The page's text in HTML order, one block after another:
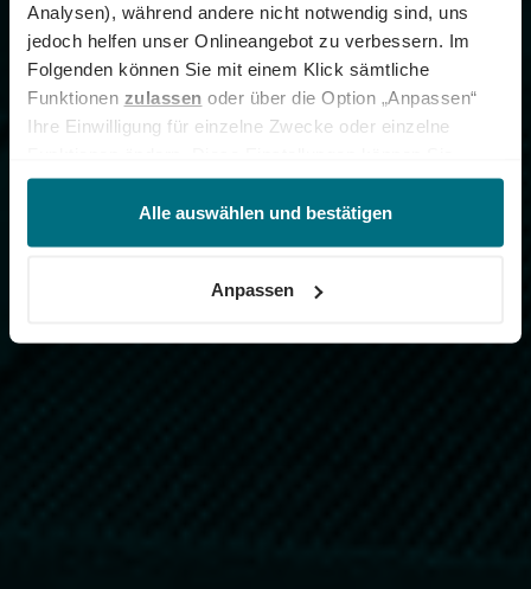
Analysen), während andere nicht notwendig sind, uns
jedoch helfen unser Onlineangebot zu verbessern. Im
Folgenden können Sie mit einem Klick sämtliche
Funktionen zulassen oder über die Option „Anpassen“
Ihre Einwilligung für einzelne Zwecke oder einzelne
jederzeit über unserenCookie-Hinweisaufrufen
und/oder nachträglich jederzeit anpassen. Weitere
Informationen erhalten Sie über unseren
Alle auswählen und bestätigen
Anpassen